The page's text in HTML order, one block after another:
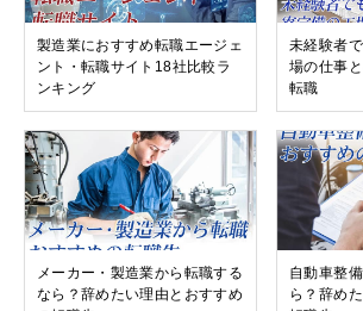
製造業におすすめ転職エージェ
ント・転職サイト18社比較ラ
ンキング
未経験者
場の仕事
転職
メーカー・製造業から転職する
なら？辞めたい理由とおすすめ
自動車整
ら？辞め